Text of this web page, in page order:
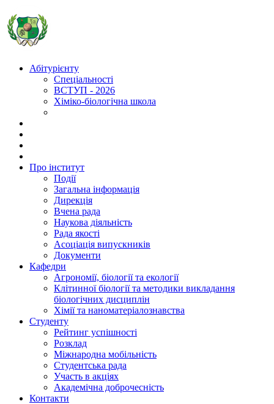
Абітурієнту
Спеціальності
ВСТУП - 2026
Хіміко-біологічна школа
Про інститут
Події
Загальна інформація
Дирекція
Вчена рада
Наукова діяльність
Рада якості
Асоціація випускників
Документи
Кафедри
Агрономії, біології та екології
Клітинної біології та методики викладання
біологічних дисциплін
Хімії та наноматеріалознавства
Студенту
Рейтинг успішності
Розклад
Міжнародна мобільність
Студентська рада
Участь в акціях
Академічна доброчесність
Контакти